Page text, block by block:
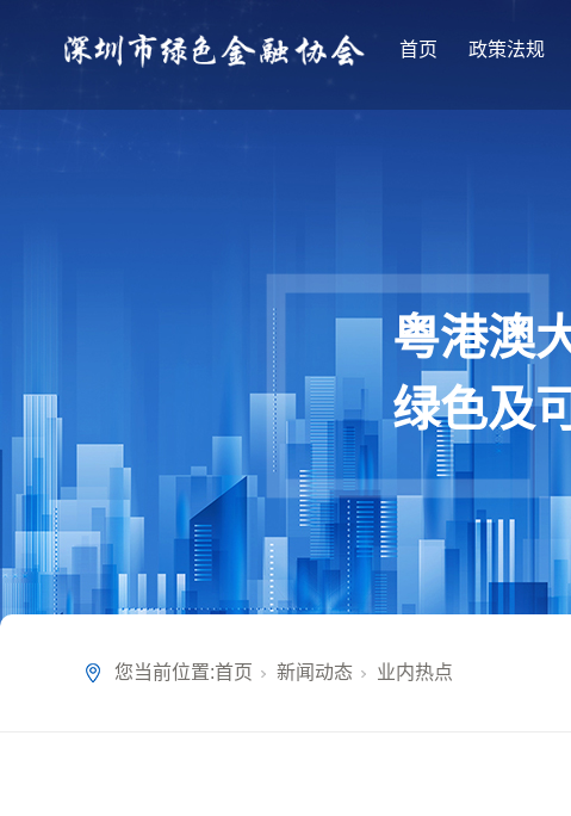
首页 政策法规
粤港澳
绿色及
您当前位置:首页 新闻动态 业内热点